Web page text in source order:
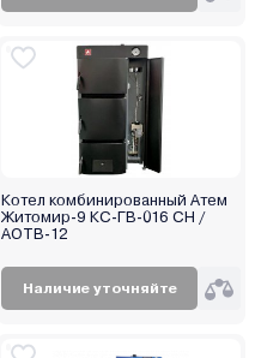
Котел комбинированный Атем
Житомир-9 КС-ГВ-016 СН /
АОТВ-12
Наличие уточняйте